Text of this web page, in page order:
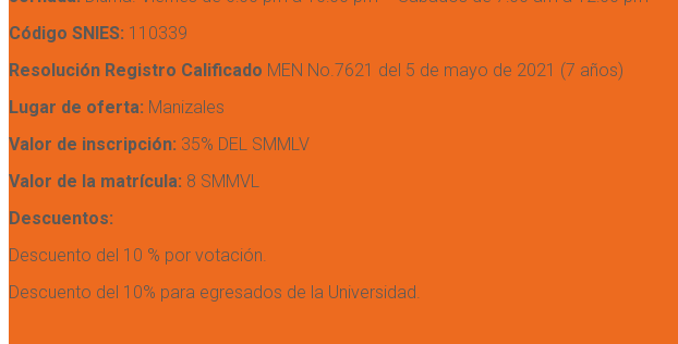
Código SNIES: 110339
Resolución Registro Calificado MEN No.7621 del 5 de mayo de 2021 (7 años)
Lugar de oferta: Manizales
Valor de inscripción: 35% DEL SMMLV
Valor de la matrícula: 8 SMMVL
Descuentos:
Descuento del 10 % por votación.
Descuento del 10% para egresados de la Universidad.